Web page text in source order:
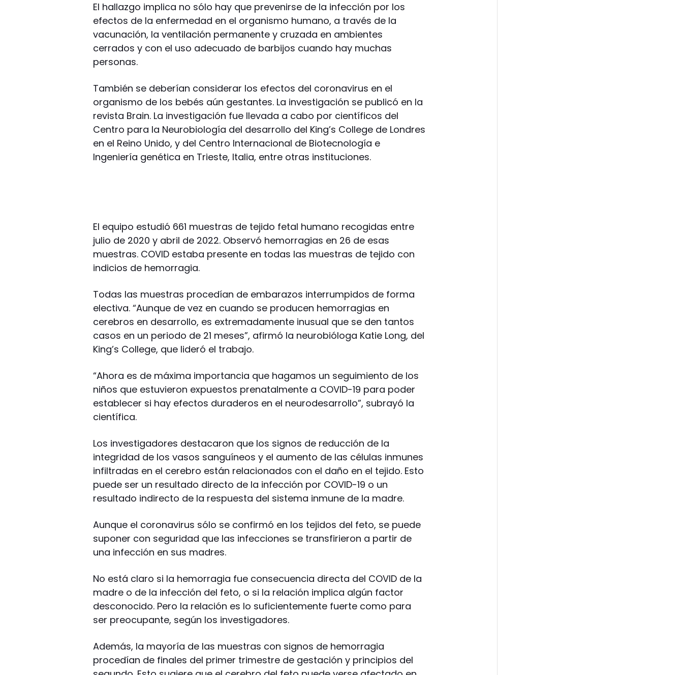
El hallazgo implica no sólo hay que prevenirse de la infección por los
efectos de la enfermedad en el organismo humano, a través de la
vacunación, la ventilación permanente y cruzada en ambientes
cerrados y con el uso adecuado de barbijos cuando hay muchas
personas.
También se deberían considerar los efectos del coronavirus en el
organismo de los bebés aún gestantes. La investigación se publicó en la
revista Brain. La investigación fue llevada a cabo por científicos del
Centro para la Neurobiología del desarrollo del King’s College de Londres
en el Reino Unido, y del Centro Internacional de Biotecnología e
Ingeniería genética en Trieste, Italia, entre otras instituciones.
El equipo estudió 661 muestras de tejido fetal humano recogidas entre
julio de 2020 y abril de 2022. Observó hemorragias en 26 de esas
muestras. COVID estaba presente en todas las muestras de tejido con
indicios de hemorragia.
Todas las muestras procedían de embarazos interrumpidos de forma
electiva. “Aunque de vez en cuando se producen hemorragias en
cerebros en desarrollo, es extremadamente inusual que se den tantos
casos en un periodo de 21 meses”, afirmó la neurobióloga Katie Long, del
King’s College, que lideró el trabajo.
“Ahora es de máxima importancia que hagamos un seguimiento de los
niños que estuvieron expuestos prenatalmente a COVID-19 para poder
establecer si hay efectos duraderos en el neurodesarrollo”, subrayó la
científica.
Los investigadores destacaron que los signos de reducción de la
integridad de los vasos sanguíneos y el aumento de las células inmunes
infiltradas en el cerebro están relacionados con el daño en el tejido. Esto
puede ser un resultado directo de la infección por COVID-19 o un
resultado indirecto de la respuesta del sistema inmune de la madre.
Aunque el coronavirus sólo se confirmó en los tejidos del feto, se puede
suponer con seguridad que las infecciones se transfirieron a partir de
una infección en sus madres.
No está claro si la hemorragia fue consecuencia directa del COVID de la
madre o de la infección del feto, o si la relación implica algún factor
desconocido. Pero la relación es lo suficientemente fuerte como para
ser preocupante, según los investigadores.
Además, la mayoría de las muestras con signos de hemorragia
procedían de finales del primer trimestre de gestación y principios del